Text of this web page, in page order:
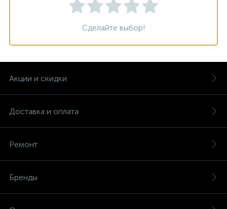
Сделайте выбор!
Акции и скидки
Доставка и оплата
Ремонт
Бренды